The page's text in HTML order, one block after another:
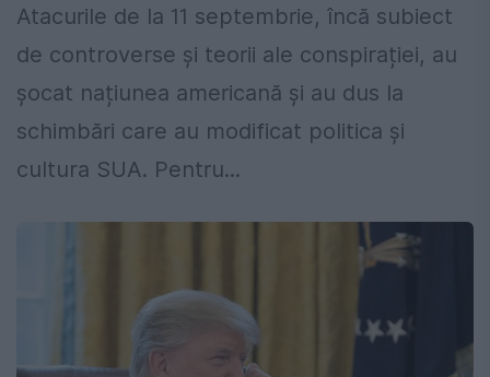
Atacurile de la 11 septembrie, încă subiect
de controverse și teorii ale conspirației, au
șocat națiunea americană și au dus la
schimbări care au modificat politica și
cultura SUA. Pentru...